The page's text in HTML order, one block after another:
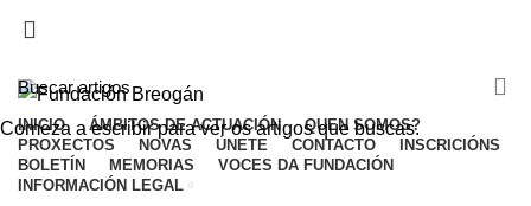
INICIO ÁMBITOS DE ACTUACIÓN
QUEN SOMOS?
PROXECTOS
NOVAS ÚNETE CONTACTO
INSCRICIÓNS
BOLETÍN
MEMORIAS
VOCES DA FUNDACIÓN
INFORMACIÓN LEGAL
Comeza a escribir para ver os artigos que buscas.